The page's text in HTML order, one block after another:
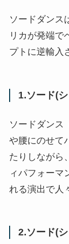
ソードダンス
リカが発端で
プトに逆輸入
1.ソード(
ソードダンス
や腰にのせて
たりしながら
ィパフォーマ
れる演出で人
2.ソード(